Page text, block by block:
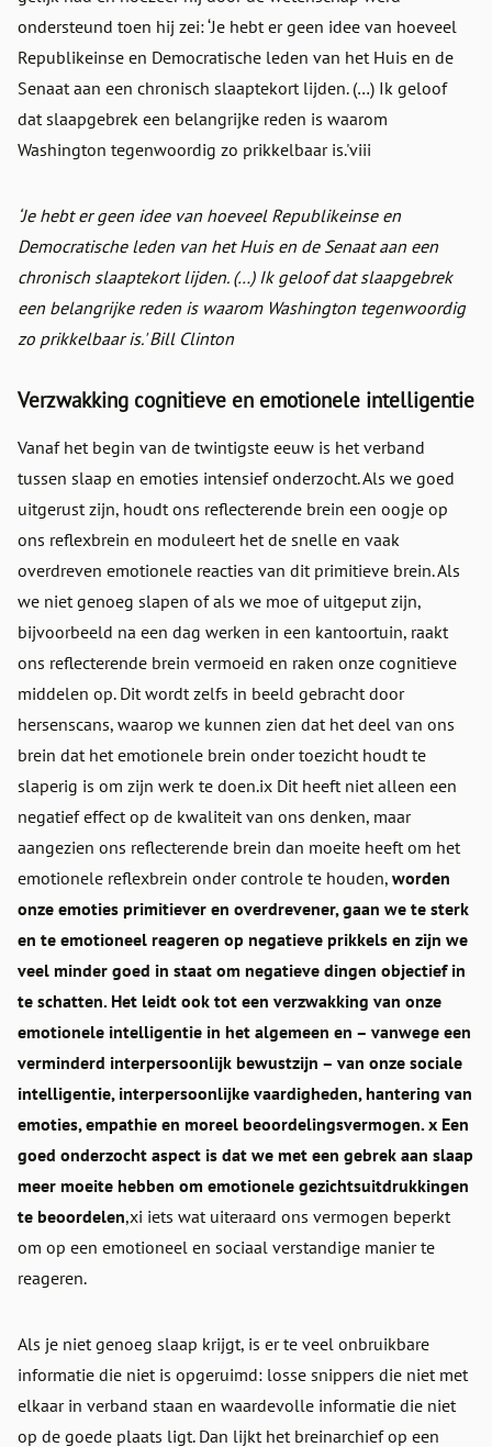
ondersteund toen hij zei: ‘Je hebt er geen idee van hoeveel
Republikeinse en Democratische leden van het Huis en de
Senaat aan een chronisch slaaptekort lijden. (…) Ik geloof
dat slaapgebrek een belangrijke reden is waarom
Washington tegenwoordig zo prikkelbaar is.'viii
‘Je hebt er geen idee van hoeveel Republikeinse en
Democratische leden van het Huis en de Senaat aan een
chronisch slaaptekort lijden. (…) Ik geloof dat slaapgebrek
een belangrijke reden is waarom Washington tegenwoordig
zo prikkelbaar is.' Bill Clinton
Verzwakking cognitieve en emotionele intelligentie
Vanaf het begin van de twintigste eeuw is het verband
tussen slaap en emoties intensief onderzocht. Als we goed
uitgerust zijn, houdt ons reflecterende brein een oogje op
ons reflexbrein en moduleert het de snelle en vaak
overdreven emotionele reacties van dit primitieve brein. Als
we niet genoeg slapen of als we moe of uitgeput zijn,
bijvoorbeeld na een dag werken in een kantoortuin, raakt
ons reflecterende brein vermoeid en raken onze cognitieve
middelen op. Dit wordt zelfs in beeld gebracht door
hersenscans, waarop we kunnen zien dat het deel van ons
brein dat het emotionele brein onder toezicht houdt te
slaperig is om zijn werk te doen.ix Dit heeft niet alleen een
negatief effect op de kwaliteit van ons denken, maar
aangezien ons reflecterende brein dan moeite heeft om het
emotionele reflexbrein onder controle te houden, worden
onze emoties primitiever en overdrevener, gaan we te sterk
en te emotioneel reageren op negatieve prikkels en zijn we
veel minder goed in staat om negatieve dingen objectief in
te schatten. Het leidt ook tot een verzwakking van onze
emotionele intelligentie in het algemeen en – vanwege een
verminderd interpersoonlijk bewustzijn – van onze sociale
intelligentie, interpersoonlijke vaardigheden, hantering van
emoties, empathie en moreel beoordelingsvermogen. x Een
goed onderzocht aspect is dat we met een gebrek aan slaap
meer moeite hebben om emotionele gezichtsuitdrukkingen
te beoordelen,xi iets wat uiteraard ons vermogen beperkt
om op een emotioneel en sociaal verstandige manier te
reageren.
Als je niet genoeg slaap krijgt, is er te veel onbruikbare
informatie die niet is opgeruimd: losse snippers die niet met
elkaar in verband staan en waardevolle informatie die niet
op de goede plaats ligt. Dan lijkt het breinarchief op een